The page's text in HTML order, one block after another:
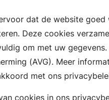
dat de website
Deze cookies
om met uw
(AVG). Meer
met ons
cookies in ons